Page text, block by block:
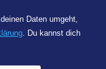
Daten umgeht,
. Du kannst dich